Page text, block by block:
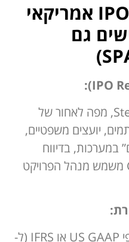
שלבי התהליך ב-IPO אמריקאי
גם
הקמת Steering Committee, מפה לאחור של
יועצים משפטיים,
במערכות, בדיווח
ובממשל תאגידי. כאן ה-CFO משמש מנהל הפרויקט
דוחות היסטוריים מבוקרים לפי US GAAP או IFRS (ל-